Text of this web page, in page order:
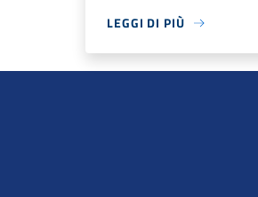
LEGGI DI PIÙ